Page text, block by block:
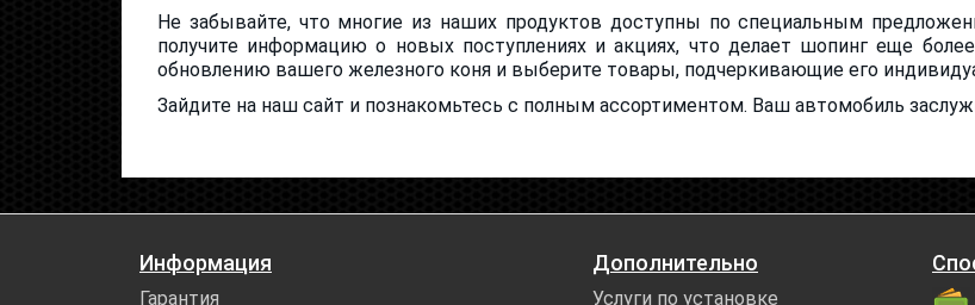
Не забывайте, что многие из наших продуктов доступны по специальным
получите информацию о новых поступлениях и акциях, что делает шопинг еще
обновлению вашего железного коня и выберите товары, подчеркивающие его
Зайдите на наш сайт и познакомьтесь с полным ассортиментом. Ваш автомобиль
Информация
Гарантия
Дополнительно
Услуги по установке